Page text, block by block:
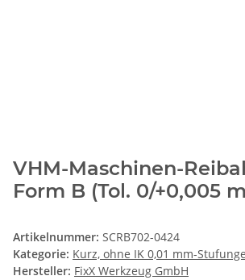
VHM-Maschinen-
Form B (Tol. 0/+0,005
Artikelnummer: SCRB702-0424
Kategorie: Kurz, ohne IK 0,01 mm-
Hersteller: FixX Werkzeug GmbH